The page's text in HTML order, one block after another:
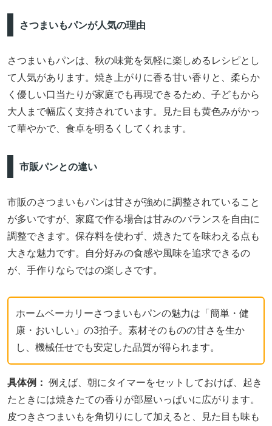
さつまいもパンが人気の理由
さつまいもパンは、秋の味覚を気軽に楽しめるレシピとし
て人気があります。焼き上がりに香る甘い香りと、柔らか
く優しい口当たりが家庭でも再現できるため、子どもから
大人まで幅広く支持されています。見た目も黄色みがかっ
て華やかで、食卓を明るくしてくれます。
市販パンとの違い
市販のさつまいもパンは甘さが強めに調整されていること
が多いですが、家庭で作る場合は甘みのバランスを自由に
調整できます。保存料を使わず、焼きたてを味わえる点も
大きな魅力です。自分好みの食感や風味を追求できるの
が、手作りならではの楽しさです。
ホームベーカリーさつまいもパンの魅力は「簡単・健
康・おいしい」の3拍子。素材そのものの甘さを生か
し、機械任せでも安定した品質が得られます。
具体例： 例えば、朝にタイマーをセットしておけば、起き
たときには焼きたての香りが部屋いっぱいに広がります。
皮つきさつまいもを角切りにして加えると、見た目も味も